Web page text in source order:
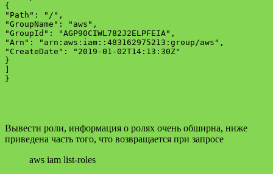
{
"Path": "/",
"GroupName": "aws",
"GroupId": "AGP90CIWL782J2ELPFEIA",
"Arn": "arn:aws:iam::483162975213:group/aws",
"CreateDate": "2019-01-02T14:13:30Z"
}
]
Вывести роли, информация о ролях очень обширна, ниже
приведена часть того, что возвращается при запросе
aws iam list-roles